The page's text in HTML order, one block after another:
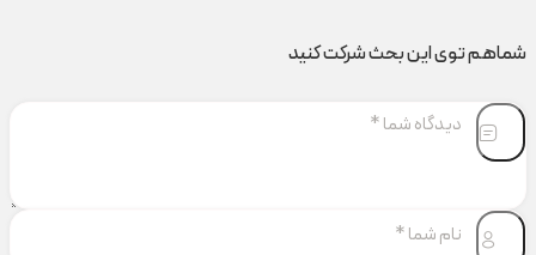
شماهم توی این بحث شرکت کنید